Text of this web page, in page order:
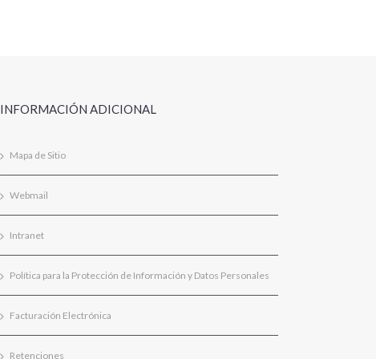
INFORMACIÓN ADICIONAL
Mapa de Sitio
Webmail
Intranet
Política para la Protección de Información y Datos Personales
Facturación Electrónica
Retenciones